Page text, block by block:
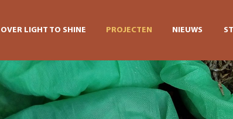
OVER LIGHT TO SHINE PROJECTEN NIEUWS